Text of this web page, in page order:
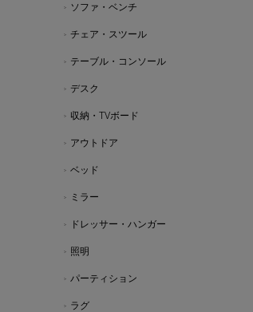
ソファ・ベンチ
チェア・スツール
テーブル・コンソール
デスク
収納・TVボード
アウトドア
ベッド
ミラー
ドレッサー・ハンガー
照明
パーティション
ラグ